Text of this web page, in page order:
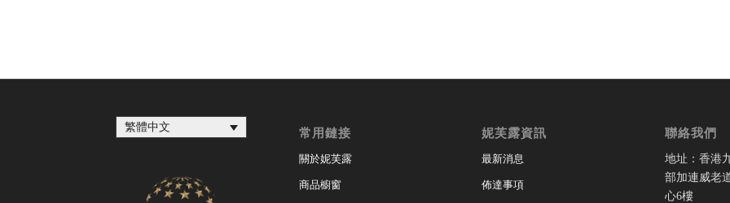
繁體中文 常用鏈接
關於妮芙露
商品櫥窗
妮芙露資訊
最新消息
佈達事項
聯絡我們
地址：香港
部加連威老
心6樓